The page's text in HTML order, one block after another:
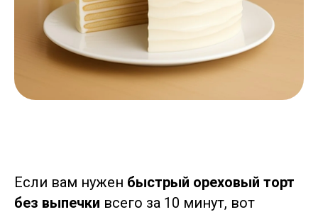
Если вам нужен быстрый ореховый торт
без выпечки всего за 10 минут, вот